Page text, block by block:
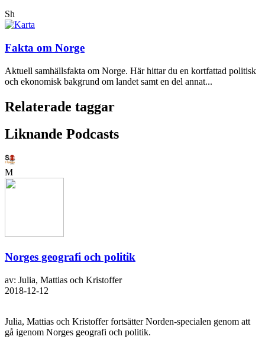
Sh
Fakta om Norge
Aktuell samhällsfakta om Norge. Här hittar du en kortfattad politisk
och ekonomisk bakgrund om landet samt en del annat...
Relaterade taggar
Liknande Podcasts
M
Norges geografi och politik
av: Julia, Mattias och Kristoffer
2018-12-12
Julia, Mattias och Kristoffer fortsätter Norden-specialen genom att
gå igenom Norges geografi och politik.